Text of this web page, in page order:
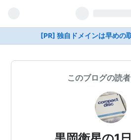
[PR] 独自ドメインは早めの
このブログの読